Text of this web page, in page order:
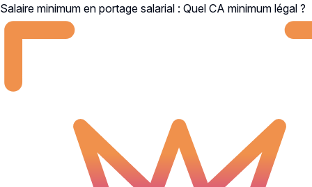
Salaire minimum en portage salarial : Quel CA minimum légal ?